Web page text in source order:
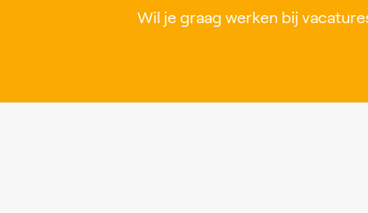
Wil je graag werken bij